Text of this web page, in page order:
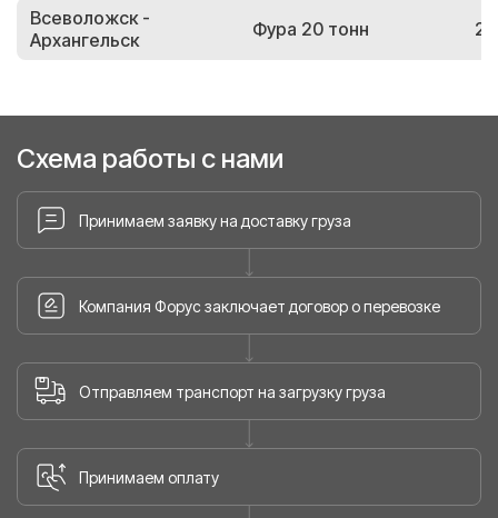
Всеволожск -
Архангельск
Фура 20 тонн
Схема работы с нами
Принимаем заявку на доставку груза
Компания Форус заключает договор о перевозке
Отправляем транспорт на загрузку груза
Принимаем оплату